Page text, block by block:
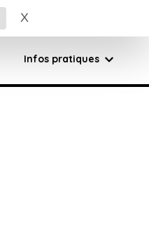
Infos pratiques
XMasquer le bandeau